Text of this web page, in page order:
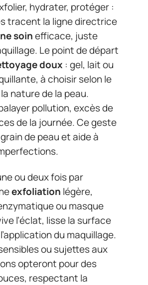
hydrater, protéger :
tracent la ligne directrice
soinefficace, juste
Le point de départ
doux : gel, lait ou
à choisir selon le
nature de la peau.
pollution, excès de
de la journée. Ce geste
de peau et aide à
ou deux fois par
exfoliation légère,
ou masque
l’éclat, lisse la surface
du maquillage.
ou sujettes aux
opteront pour des
respectant la